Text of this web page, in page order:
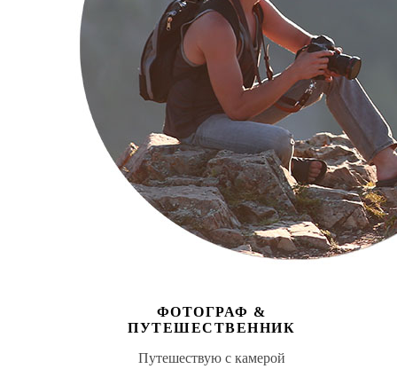
ФОТОГРАФ &
ПУТЕШЕСТВЕННИК
Путешествую с камерой